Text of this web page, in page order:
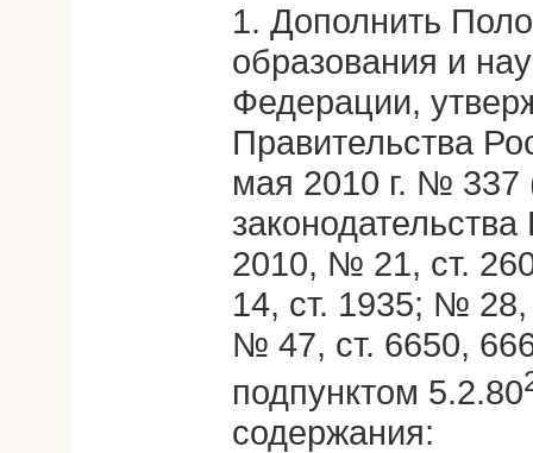
1. Дополнить
образования и
Федерации,
Правительства
мая 2010 г. № 337
2010, № 21, ст.
14, ст. 1935; №
№ 47, ст. 6650,
подпунктом 5.2.80
содержания: